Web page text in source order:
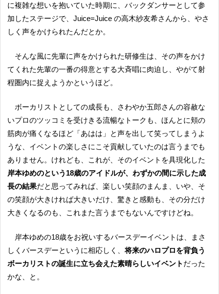
に複雑な想いを抱いていた時期に、バックダンサーとして参
加したステージで、Juice=Juice の高木紗友希さんから、やさ
しく声をかけられたんだとか。
そんな風に先輩に声をかけられた研修生は、その声をかけ
てくれた先輩の一番の得意とする大斉唱に肉迫し、やがて射
程圏内に捉えようかというほど。
ボーカリストとしての成長も、さわやか五郎さんの容赦な
いプロのツッコミを受けきる流暢なトークも、ほんとに頬の
筋肉が痛くなるほど「あはは」と声を出して笑ってしまうよ
うな、イベントの楽しさにこそ貢献していたのは言うまでも
ありません。けれども、これが、そのイベントを具現化した
岸本ゆめのという18歳のアイドルが、わずかの間に示した成
長の結果だと思ってみれば、楽しい笑顔のまんま、いや、そ
の笑顔が大きければ大きいだけ、驚きと感動も、その分だけ
大きくなるのも、これまた言うまでもないんですけどね。
岸本ゆめの18歳をお祝いするバースデーイベントは、まさ
しくバースデーというに相応しく、将来のハロプロを背負う
ボーカリストの誕生に立ち会えた素晴らしいイベント だった
かな、と。